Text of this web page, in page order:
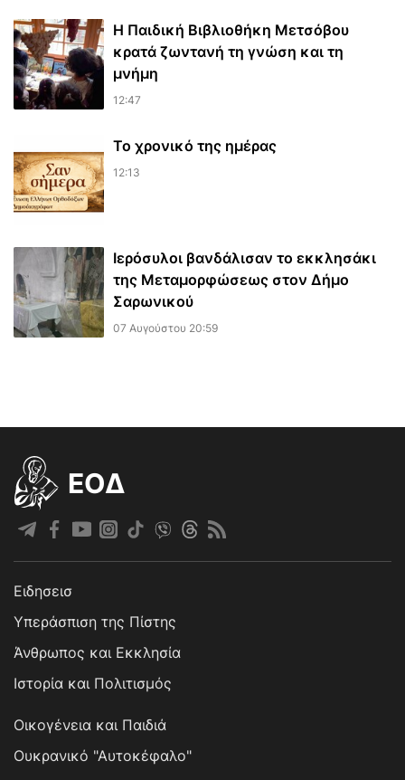
Η Παιδική Βιβλιοθήκη Μετσόβου
κρατά ζωντανή τη γνώση και τη
μνήμη
12:47
Το χρονικό της ημέρας
12:13
Ιερόσυλοι βανδάλισαν το εκκλησάκι
της Μεταμορφώσεως στον Δήμο
Σαρωνικού
07 Αυγούστου 20:59
EOΔ
Ειδησεισ
Υπεράσπιση της Πίστης
Άνθρωπος και Εκκλησία
Ιστορία και Πολιτισμός
Οικογένεια και Παιδιά
Ουκρανικό "Αυτοκέφαλο"